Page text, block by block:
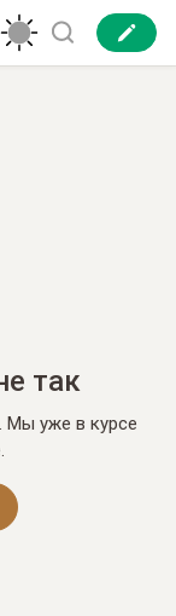
так
Мы уже в курсе